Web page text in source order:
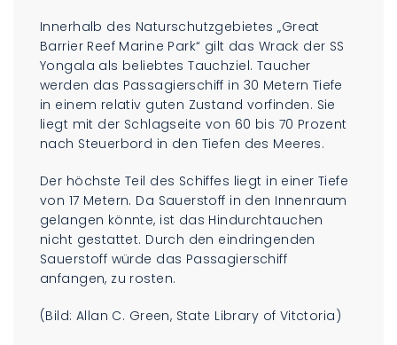
Innerhalb des Naturschutzgebietes „Great
Barrier Reef Marine Park“ gilt das Wrack der SS
Yongala als beliebtes Tauchziel. Taucher
werden das Passagierschiff in 30 Metern Tiefe
in einem relativ guten Zustand vorfinden. Sie
liegt mit der Schlagseite von 60 bis 70 Prozent
nach Steuerbord in den Tiefen des Meeres.
Der höchste Teil des Schiffes liegt in einer Tiefe
von 17 Metern. Da Sauerstoff in den Innenraum
gelangen könnte, ist das Hindurchtauchen
nicht gestattet. Durch den eindringenden
Sauerstoff würde das Passagierschiff
anfangen, zu rosten.
(Bild: Allan C. Green, State Library of Vitctoria)